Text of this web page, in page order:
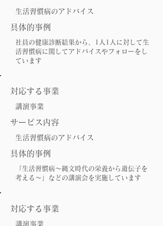
生活習慣病のアドバイス
具体的事例
社員の健康診断結果から、1人1人に対して生
活習慣病に関してアドバイスやフォローをし
ています
対応する事業
講演事業
サービス内容
生活習慣病のアドバイス
具体的事例
「生活習慣病～縄文時代の栄養から遺伝子を
考える～」などの講演会を実施しています
対応する事業
講演事業